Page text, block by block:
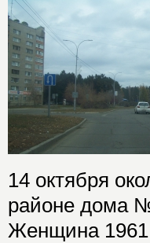
14 октября
районе дома
Женщина 1961